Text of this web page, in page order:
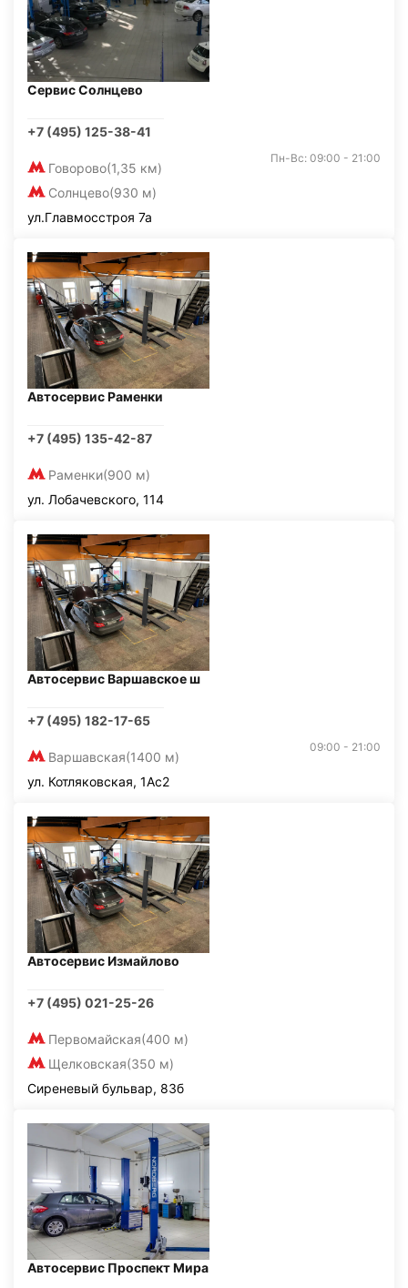
Сервис Солнцево
+7 (495) 125-38-41
Говорово(1,35 км)
Солнцево(930 м)
Пн-Вс: 09:00 - 21:00
ул.Главмосстроя 7а
Автосервис Раменки
+7 (495) 135-42-87
Раменки(900 м)
ул. Лобачевского, 114
Автосервис Варшавское ш
+7 (495) 182-17-65
Варшавская(1400 м)
09:00 - 21:00
ул. Котляковская, 1Ас2
Автосервис Измайлово
+7 (495) 021-25-26
Первомайская(400 м)
Щелковская(350 м)
Сиреневый бульвар, 83б
Автосервис Проспект Мира